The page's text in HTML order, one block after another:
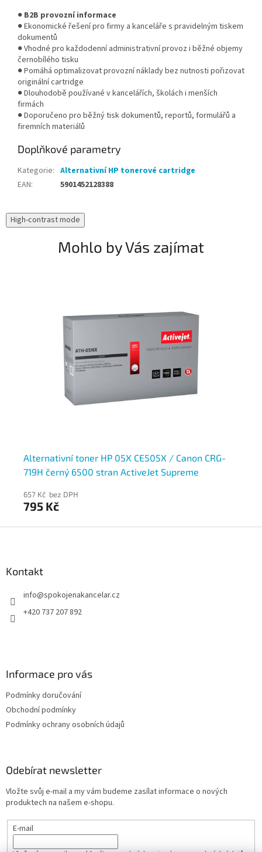
● B2B provozní informace
● Ekonomické řešení pro firmy a kanceláře s pravidelným tiskem
dokumentů
● Vhodné pro každodenní administrativní provoz i běžné objemy
černobílého tisku
● Pomáhá optimalizovat provozní náklady bez nutnosti pořizovat
originální cartridge
● Dlouhodobě používané v kancelářích, školách i menších
firmách
● Doporučeno pro běžný tisk dokumentů, reportů, formulářů a
firemních materiálů
Doplňkové parametry
Kategorie: Alternativní HP tonerové cartridge
EAN: 5901452128388
High-contrast mode
Mohlo by Vás zajímat
Alternativní toner HP 05X CE505X / Canon CRG-
719H černý 6500 stran ActiveJet Supreme
657 Kč bez DPH
795 Kč
Kontakt
info@spokojenakancelar.cz
+420 737 207 892
Informace pro vás
Podmínky doručování
Obchodní podmínky
Podmínky ochrany osobních údajů
Odebírat newsletter
Vložte svůj e-mail a my vám budeme zasílat informace o nových
produktech na našem e-shopu.
E-mail